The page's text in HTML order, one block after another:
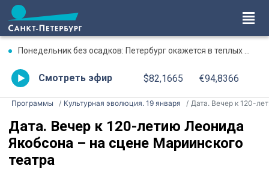
Понедельник без осадков: Петербург окажется в теплых объятиях
Смотреть эфир $82,1665 €94,8366
Программы Культурная эволюция. 19 января Дата. Вечер к 120-летию Леонида Якобсона – на сцене Мариинского театра
Дата. Вечер к 120-летию Леонида
Якобсона – на сцене Мариинского
театра